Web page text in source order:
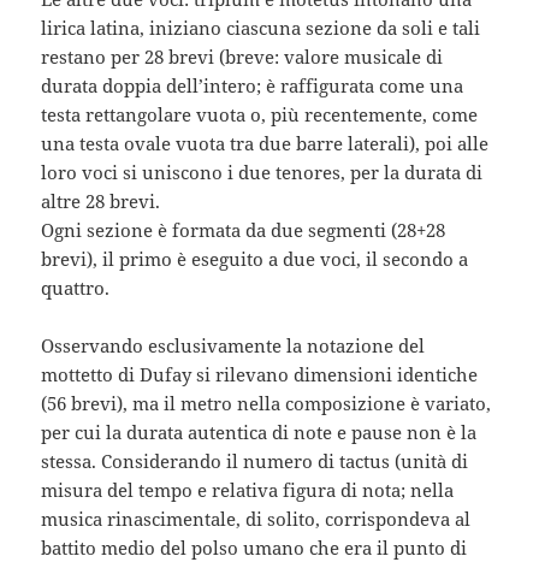
lirica latina, iniziano ciascuna sezione da soli e tali
restano per 28 brevi (breve: valore musicale di
durata doppia dell’intero; è raffigurata come una
testa rettangolare vuota o, più recentemente, come
una testa ovale vuota tra due barre laterali), poi alle
loro voci si uniscono i due tenores, per la durata di
altre 28 brevi.
Ogni sezione è formata da due segmenti (28+28
brevi), il primo è eseguito a due voci, il secondo a
quattro.
Osservando esclusivamente la notazione del
mottetto di Dufay si rilevano dimensioni identiche
(56 brevi), ma il metro nella composizione è variato,
per cui la durata autentica di note e pause non è la
stessa. Considerando il numero di tactus (unità di
misura del tempo e relativa figura di nota; nella
musica rinascimentale, di solito, corrispondeva al
battito medio del polso umano che era il punto di